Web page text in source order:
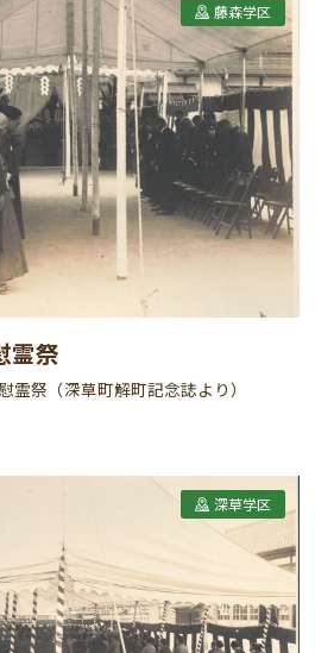
藤森学区
霊祭
霊祭（深草町解町記念誌より）
深草学区